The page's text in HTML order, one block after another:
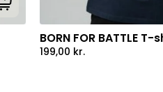
Tilføj til kurv
BORN FOR BATTLE T-
199,00 kr.